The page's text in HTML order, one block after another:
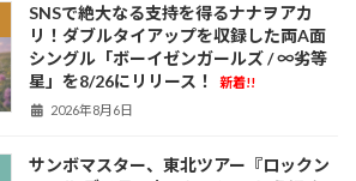
SNSで絶大なる支持を得るナナヲアカ
リ！ダブルタイアップを収録した両A面
シングル「ボーイゼンガールズ / ∞劣等
星」を8/26にリリース！
新着!!
2026年8月6日
サンボマスター、東北ツアー『ロックン